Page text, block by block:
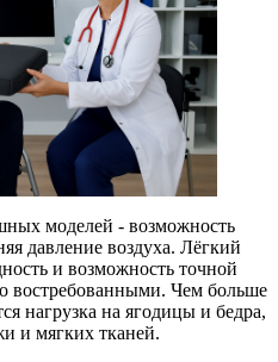
моделей - возможность
давление воздуха. Лёгкий
и возможность точной
востребованными. Чем больше
нагрузка на ягодицы и бедра,
и мягких тканей.